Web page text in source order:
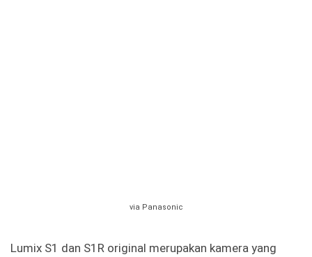
via Panasonic
Lumix S1 dan S1R original merupakan kamera yang